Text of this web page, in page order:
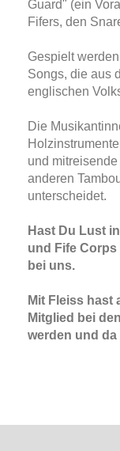
Guard" (ein
Fifers, den
Gespielt
Songs, die aus
englischen
Die
und
anderen
unterscheidet.
Hast Du Lust
und Fife
bei uns.
Mit Fleiss hast
Mitglied bei
werden und